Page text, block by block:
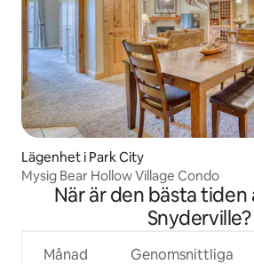
Lägenhet i Park City
Mysig Bear Hollow Village Condo
När är den bästa
Snyderville?
Månad
Genomsnittliga